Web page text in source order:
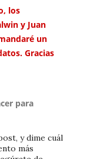
los
y Juan
un
Gracias
para
y dime cuál
más